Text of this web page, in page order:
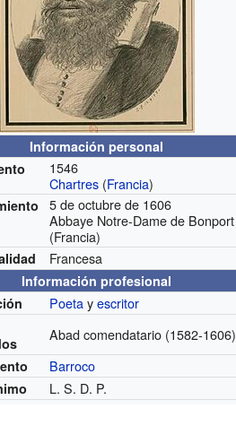
Información personal
1546
Chartres (Francia)
5 de octubre de 1606
Abbaye Notre-Dame de Bonport
(Francia)
Francesa
Información profesional
Poetayescritor
Abad comendatario (1582-1606)
Barroco
L. S. D. P.